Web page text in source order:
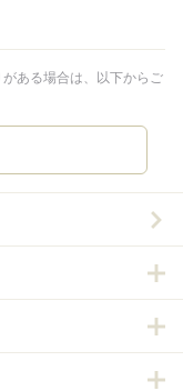
ある場合は、以下からご